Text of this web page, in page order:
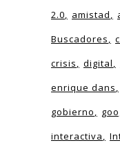
2.0 amistad
Buscadores
crisis
digital
enrique dans
gobierno
interactiva